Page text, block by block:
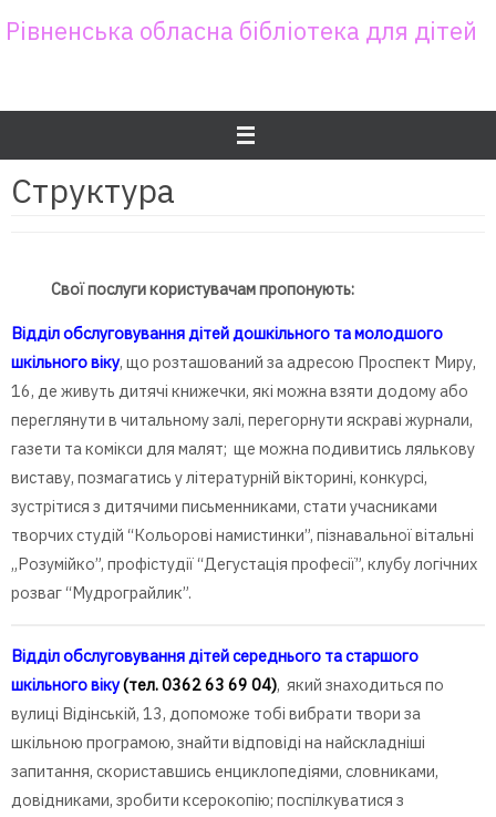
toРівненська обласна бібліотека для дітей
Структура
Свої послуги користувачам пропонують:
Відділ обслуговування дітей дошкільного та молодшого
шкільного віку, що розташований за адресою Проспект Миру,
16, де живуть дитячі книжечки, які можна взяти додому або
переглянути в читальному залі, перегорнути яскраві журнали,
газети та комікси для малят; ще можна подивитись лялькову
виставу, позмагатись у літературній вікторині, конкурсі,
зустрітися з дитячими письменниками, стати учасниками
творчих студій “Кольорові намистинки”, пізнавальної вітальні
„Розумійко”, профістудії “Дегустація професії”, клубу логічних
розваг “Мудрограйлик”.
Відділ обслуговування дітей середнього та старшого
шкільного віку(тел. 0362 63 69 04), який знаходиться по
вулиці Відінській, 13, допоможе тобі вибрати твори за
шкільною програмою, знайти відповіді на найскладніші
запитання, скориставшись енциклопедіями, словниками,
довідниками, зробити ксерокопію; поспілкуватися з